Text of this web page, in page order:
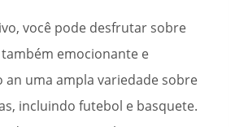
você pode desfrutar sobre
emocionante e
an uma ampla variedade sobre
incluindo futebol e basquete.